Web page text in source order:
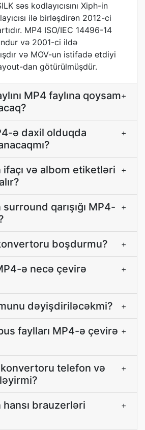
səs kodlayıcısını Xiph-in
ilə birləşdirən 2012-ci
MP4 ISO/IEC 14496-14
və 2001-ci ildə
və MOV-un istifadə etdiyi
dan götürülmüşdür.
MP4 faylına qoysam+
ə daxil olduqda
+
və albom etiketləri
+
qarışığı MP4-
+
boşdurmu? +
ə necə çevirə
+
dəyişdiriləcəkmi? +
faylları MP4-ə çevirə +
telefon və
+
brauzerləri
+